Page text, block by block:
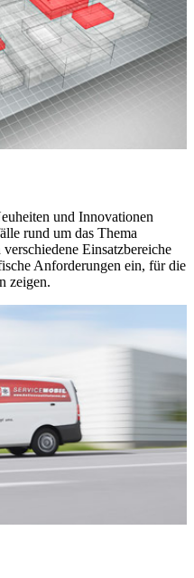
und Innovationen
rund um das Thema
Einsatzbereiche
Anforderungen ein, für die
zeigen.